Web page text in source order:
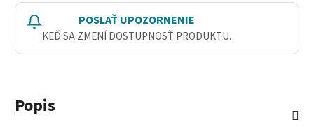
POSLAŤ UPOZORNENIE
KEĎ SA ZMENÍ DOSTUPNOSŤ PRODUKTU.
Popis